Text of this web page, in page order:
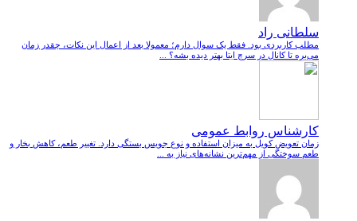
سلطانی راد
مطلب کاربردی بود. فقط یک سوال دارم؛ معمولا بعد از اعمال این نکات، چقدر زمان
می‌بره تا کانال در سرچ ایتا بهتر دیده بشه؟ ...
کارشناس روابط عمومی
زمان تعویض کویل به میزان استفاده و نوع جویس بستگی دارد. تغییر طعم، کاهش بخار و
طعم سوختگی از مهم‌ترین نشانه‌های نیاز به ...